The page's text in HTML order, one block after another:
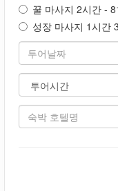
꿀 마사지 2시간 -
성장 마사지 1시간